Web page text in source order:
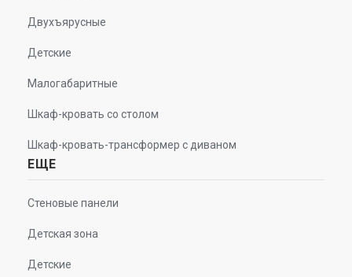
Двухъярусные
Детские
Малогабаритные
Шкаф-кровать со столом
Шкаф-кровать-трансформер с диваном
ЕЩЕ
Стеновые панели
Детская зона
Детские